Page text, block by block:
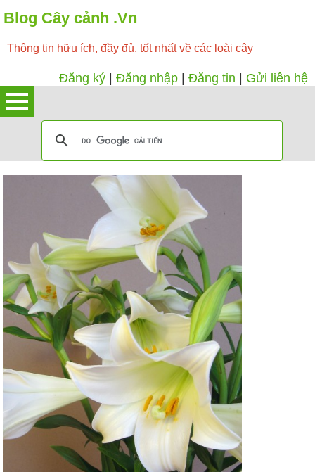
Blog Cây cảnh .Vn
Thông tin hữu ích, đầy đủ, tốt nhất về các loài cây
Đăng ký Đăng nhập Đăng tin Gửi liên hệ